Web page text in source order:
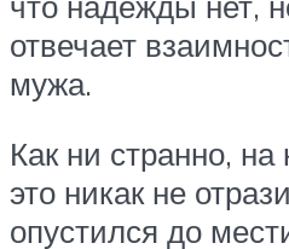
отвечает
мужа.
Как ни странно,
это никак не
опустился до